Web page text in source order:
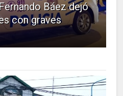
Báez dejó
con graves